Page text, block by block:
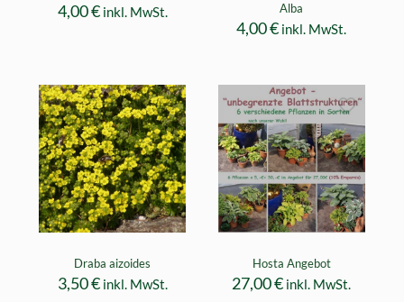
4,00€ inkl. MwSt.
Alba
4,00€ inkl. MwSt.
Draba aizoides
3,50€ inkl. MwSt.
Hosta Angebot
27,00€ inkl. MwSt.